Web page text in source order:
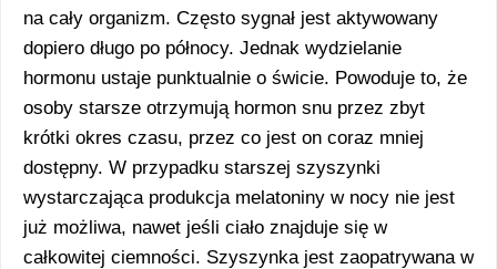
na cały organizm. Często sygnał jest aktywowany
dopiero długo po północy. Jednak wydzielanie
hormonu ustaje punktualnie o świcie. Powoduje to, że
osoby starsze otrzymują hormon snu przez zbyt
krótki okres czasu, przez co jest on coraz mniej
dostępny. W przypadku starszej szyszynki
wystarczająca produkcja melatoniny w nocy nie jest
już możliwa, nawet jeśli ciało znajduje się w
całkowitej ciemności. Szyszynka jest zaopatrywana w